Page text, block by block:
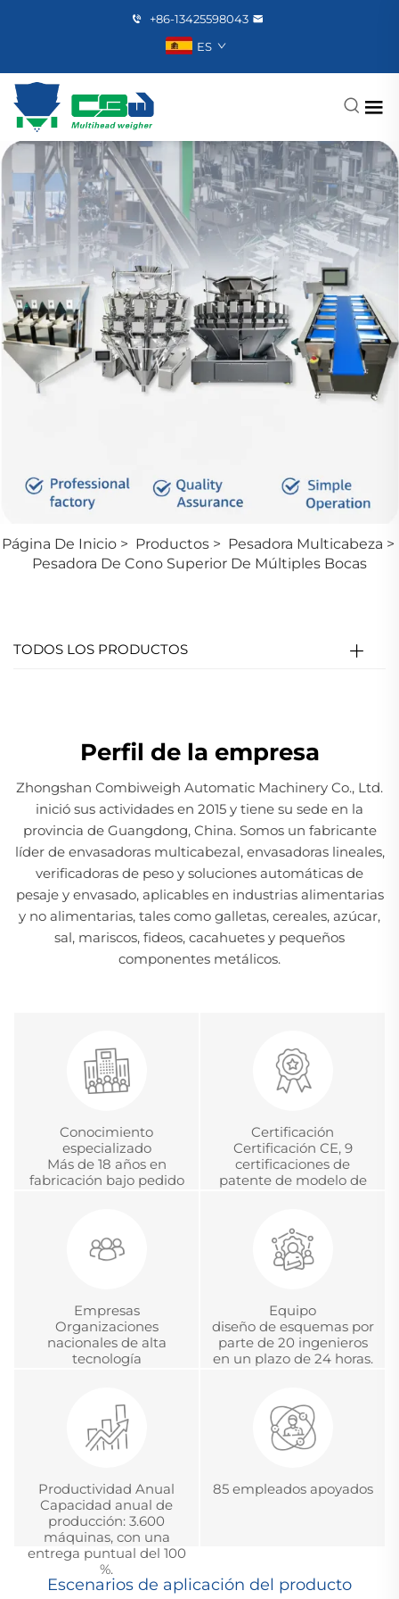
+86-13425598043
ES
Página De Inicio> Productos> Pesadora Multicabeza >
Pesadora De Cono Superior De Múltiples Bocas
TODOS LOS PRODUCTOS
Perfil de la empresa
Zhongshan Combiweigh Automatic Machinery Co., Ltd.
inició sus actividades en 2015 y tiene su sede en la
provincia de Guangdong, China. Somos un fabricante
líder de envasadoras multicabezal, envasadoras lineales,
verificadoras de peso y soluciones automáticas de
pesaje y envasado, aplicables en industrias alimentarias
y no alimentarias, tales como galletas, cereales, azúcar,
sal, mariscos, fideos, cacahuetes y pequeños
componentes metálicos.
Conocimiento
especializado
Más de 18 años en
fabricación bajo pedido
proyectos
Certificación
Certificación CE, 9
certificaciones de
patente de modelo de
china.
Empresas
Organizaciones
nacionales de alta
tecnología
Equipo
diseño de esquemas por
parte de 20 ingenieros
en un plazo de 24 horas.
Productividad Anual
Capacidad anual de
producción: 3.600
máquinas, con una
entrega puntual del 100
%.
85 empleados apoyados
Escenarios de aplicación del producto